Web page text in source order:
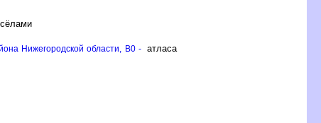
Нижегородской области, B0 - атласа